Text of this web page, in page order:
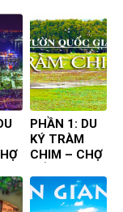
THỰC
CHUYẾN ĐI
PHẦN 1: DU
KÝ TRÀM
CHIM – CHỢ